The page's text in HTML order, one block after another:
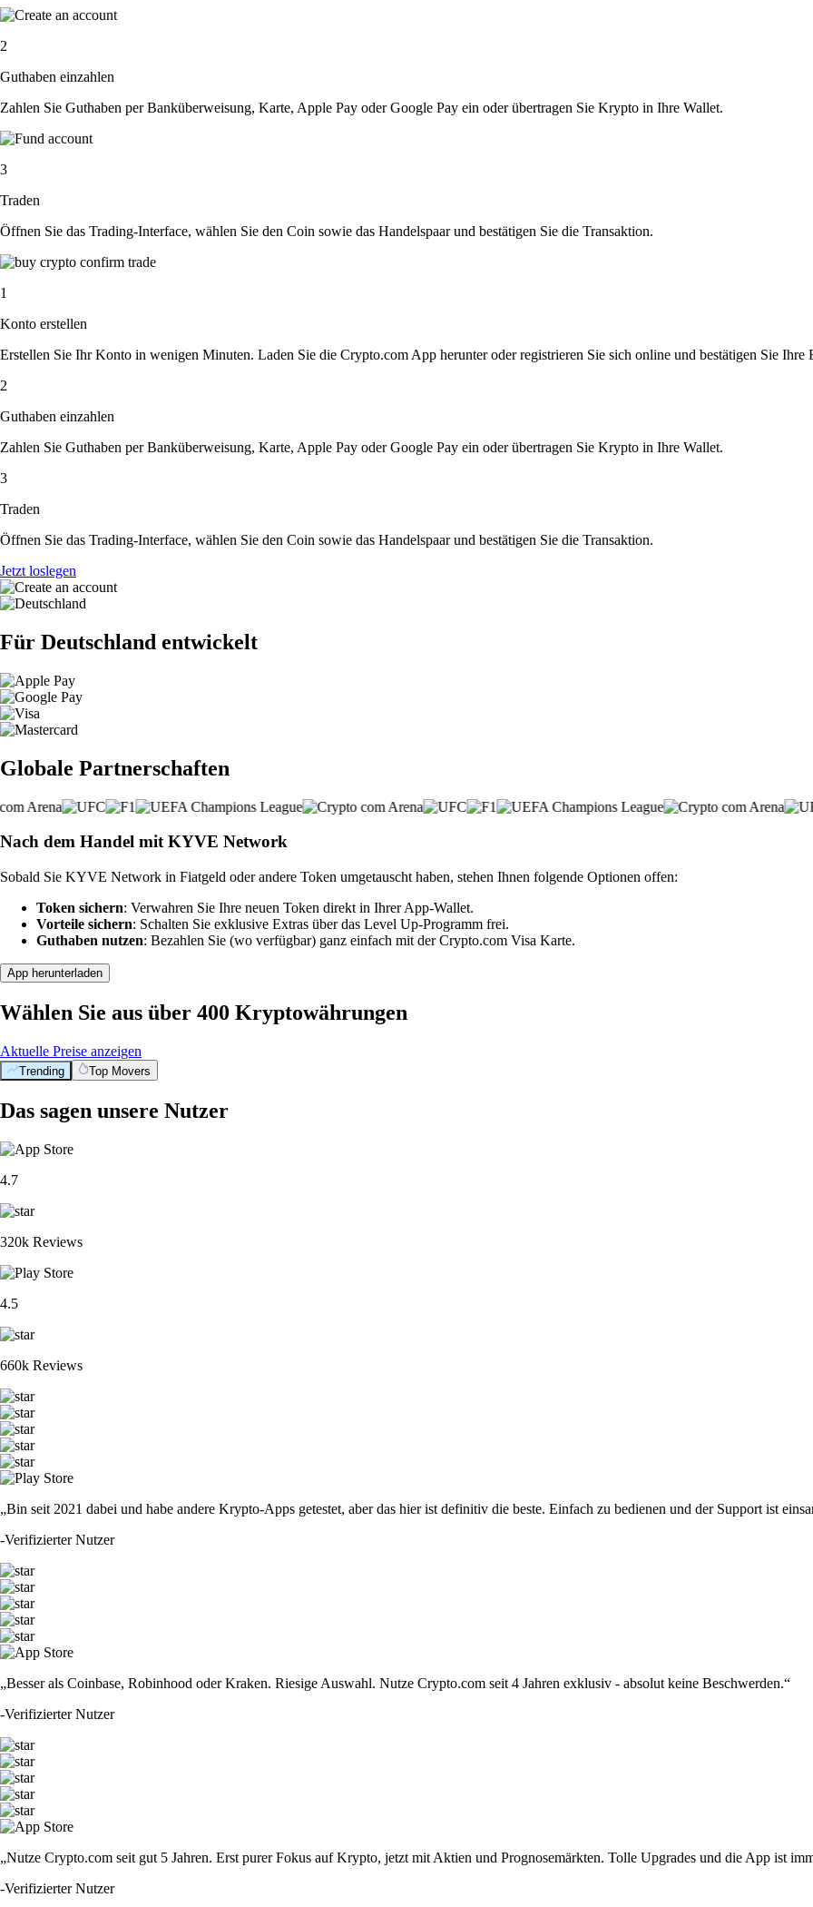
2
Guthaben einzahlen
Zahlen Sie Guthaben per Banküberweisung, Karte, Apple Pay oder Google Pay ein oder übertragen Sie Krypto in Ihre Wallet.
3
Traden
Öffnen Sie das Trading-Interface, wählen Sie den Coin sowie das Handelspaar und bestätigen Sie die Transaktion.
1
Konto erstellen
Erstellen Sie Ihr Konto in wenigen Minuten. Laden Sie die Crypto.com App herunter oder registrieren Sie sich online und bestätigen Sie Ihre
2
Guthaben einzahlen
Zahlen Sie Guthaben per Banküberweisung, Karte, Apple Pay oder Google Pay ein oder übertragen Sie Krypto in Ihre Wallet.
3
Traden
Öffnen Sie das Trading-Interface, wählen Sie den Coin sowie das Handelspaar und bestätigen Sie die Transaktion.
Jetzt loslegen
Für Deutschland entwickelt
Globale Partnerschaften
Nach dem Handel mit KYVE Network
Sobald Sie KYVE Network in Fiatgeld oder andere Token umgetauscht haben, stehen Ihnen folgende Optionen offen:
Token sichern: Verwahren Sie Ihre neuen Token direkt in Ihrer App-Wallet.
Vorteile sichern: Schalten Sie exklusive Extras über das Level Up-Programm frei.
Guthaben nutzen: Bezahlen Sie (wo verfügbar) ganz einfach mit der Crypto.com Visa Karte.
App herunterladen
Wählen Sie aus über 400 Kryptowährungen
Aktuelle Preise anzeigen
Trending Top Movers
Das sagen unsere Nutzer
4.7
320k Reviews
4.5
660k Reviews
„Bin seit 2021 dabei und habe andere Krypto-Apps getestet, aber das hier ist definitiv die beste. Einfach zu bedienen und der Support ist
-Verifizierter Nutzer
„Besser als Coinbase, Robinhood oder Kraken. Riesige Auswahl. Nutze Crypto.com seit 4 Jahren exklusiv - absolut keine Beschwerden.“
-Verifizierter Nutzer
„Nutze Crypto.com seit gut 5 Jahren. Erst purer Fokus auf Krypto, jetzt mit Aktien und Prognosemärkten. Tolle Upgrades und die App ist
-Verifizierter Nutzer